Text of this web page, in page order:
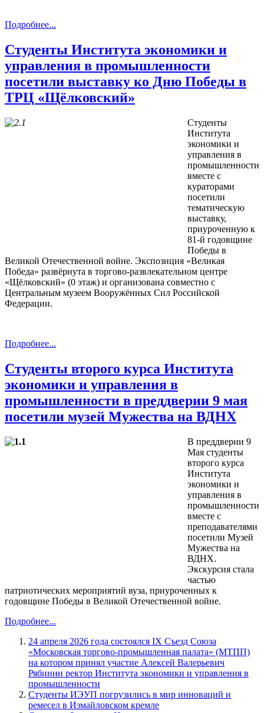
Подробнее...
Студенты Института экономики и
управления в промышленности
посетили выставку ко Дню Победы в
ТРЦ «Щёлковский»
Студенты
Института
экономики и
управления в
промышленности
вместе с
кураторами
посетили
тематическую
выставку,
приуроченную к
81‑й годовщине
Победы в
Великой Отечественной войне. Экспозиция «Великая
Победа» развёрнута в торгово‑развлекательном центре
«Щёлковский» (0 этаж) и организована совместно с
Центральным музеем Вооружённых Сил Российской
Федерации.
Подробнее...
Студенты второго курса Института
экономики и управления в
промышленности в преддверии 9 мая
посетили музей Мужества на ВДНХ
В преддверии 9
Мая студенты
второго курса
Института
экономики и
управления в
промышленности
вместе с
преподавателями
посетили Музей
Мужества на
ВДНХ.
Экскурсия стала
частью
патриотических мероприятий вуза, приуроченных к
годовщине Победы в Великой Отечественной войне.
Подробнее...
24 апреля 2026 года состоялся IX Съезд Союза
«Московская торгово-промышленная палата» (МТПП)
на котором принял участие Алексей Валерьевич
Рябинин ректор Института экономики и управления в
промышленности
Студенты ИЭУП погрузились в мир инноваций и
ремесел в Измайловском кремле